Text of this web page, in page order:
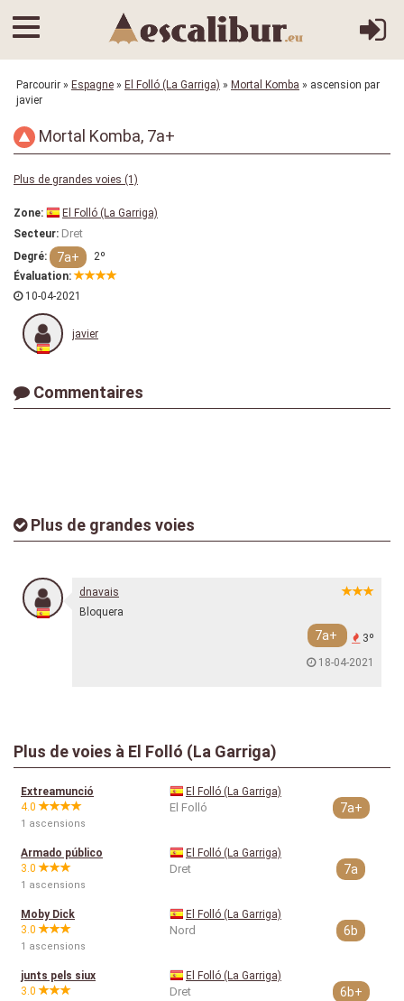
Parcourir » Espagne » El Folló (La Garriga) » Mortal Komba » ascension par
javier
Mortal Komba, 7a+
Plus de grandes voies (1)
Zone:
El Folló (La Garriga)
Secteur: Dret
Degré: 7a+
2º
Évaluation:
10-04-2021
javier
Commentaires
Plus de grandes voies
dnavais
Bloquera
7a+
3º
18-04-2021
Plus de voies à El Folló (La Garriga)
Extreamunció
4.0
1 ascensions
El Folló (La Garriga)
El Folló 7a+
Armado público
3.0
1 ascensions
El Folló (La Garriga)
Dret 7a
Moby Dick
3.0
1 ascensions
El Folló (La Garriga)
Nord 6b
junts pels siux
3.0
El Folló (La Garriga)
Dret 6b+